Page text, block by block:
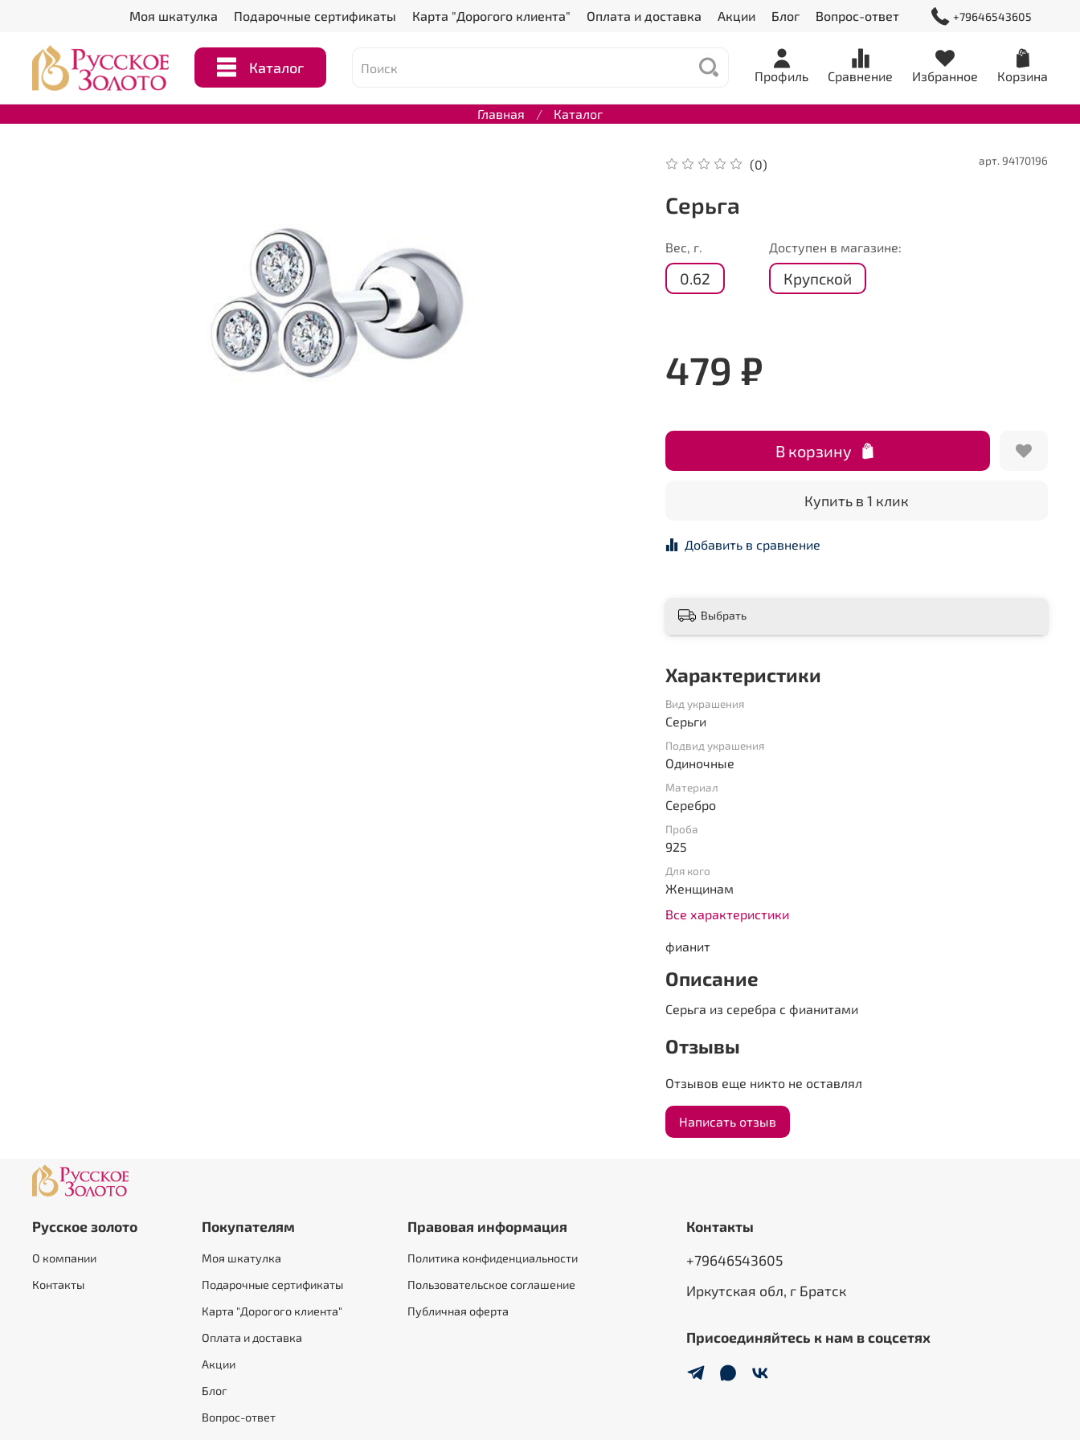
Моя шкатулка Подарочные сертификаты Карта "Дорогого клиента" Оплата и доставка Акции Блог Вопрос-ответ +79646543605
Каталог Профиль Сравнение Избранное Корзина
Главная Каталог
(0) арт. 94170196
Серьга
Вес, г.
0.62
Доступен в магазине:
Крупской
479 ₽
В корзину
Купить в 1 клик
Добавить в сравнение
Выбрать
Характеристики
Вид украшения
Серьги
Подвид украшения
Одиночные
Материал
Серебро
Проба
925
Для кого
Женщинам
Все характеристики
фианит
Описание
Серьга из серебра с фианитами
Отзывы
Отзывов еще никто не оставлял
Написать отзыв
Русское золото
О компании
Контакты
Покупателям
Моя шкатулка
Подарочные сертификаты
Карта "Дорогого клиента"
Оплата и доставка
Акции
Блог
Вопрос-ответ
Правовая информация
Политика конфиденциальности
Пользовательское соглашение
Публичная оферта
Контакты
+79646543605
Иркутская обл, г Братск
Присоединяйтесь к нам в соцсетях